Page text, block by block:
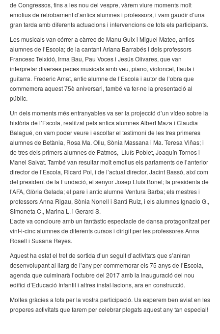
de Congressos, fins a les nou del vespre, vàrem viure moments molt
emotius de retrobament d’antics alumnes i professors, i vam gaudir d’una
gran tarda amb diferents actuacions i intervencions de tots els participants.
Les musicals van córrer a càrrec de Manu Guix i Miguel Mateo, antics
alumnes de l’Escola; de la cantant Ariana Barrabés i dels professors
Francesc Teixidó, Irma Bau, Pau Voces i Jesús Olivares, que van
interpretar diverses peces musicals amb veu, piano, violoncel, flauta i
guitarra. Frederic Amat, antic alumne de l’Escola i autor de l’obra que
commemora aquest 75è aniversari, també va fer-ne la presentació al
públic.
Un dels moments més entranyables va ser la projecció d’un vídeo sobre la
història de l’Escola, realitzat pels antics alumnes Albert Maza i Claudia
Balagué, on vam poder veure i escoltar el testimoni de les tres primeres
alumnes de Betània, Rosa Ma. Oliu, Sònia Massana i Ma. Teresa Viñas; i
de tres dels primers alumnes de Patmos, Lluís Poblet, Joaquín Tornos i
Manel Salvat. També van resultar molt emotius els parlaments de l’anterior
director de l’Escola, Ricard Pol, i de l’actual director, Jacint Bassó, així com
del president de la Fundació, el senyor Josep Lluís Bonet; la presidenta de
l’AFA, Glòria Gelada; el pare i antic alumne Ventura Barba; els mestres i
professors Anna Rigau, Sònia Nonell i Santi Ruiz, i els alumnes Ignacio G.,
Simoneta C., Marina L. i Gerard S.
L’acte va concloure amb un fantàstic espectacle de dansa protagonitzat per
vint-i-cinc alumnes de diferents cursos i dirigit per les professores Anna
Rosell i Susana Reyes.
Aquest ha estat el tret de sortida d’un seguit d’activitats que s’aniran
desenvolupant al llarg de l’any per commemorar els 75 anys de l’Escola,
agenda que culminarà l’octubre del 2017 amb la inauguració del nou
edifici d’Educació Infantil i altres instal·lacions, ara en construcció.
Moltes gràcies a tots per la vostra participació. Us esperem ben aviat en les
properes activitats que farem per celebrar plegats aquest any tan especial!